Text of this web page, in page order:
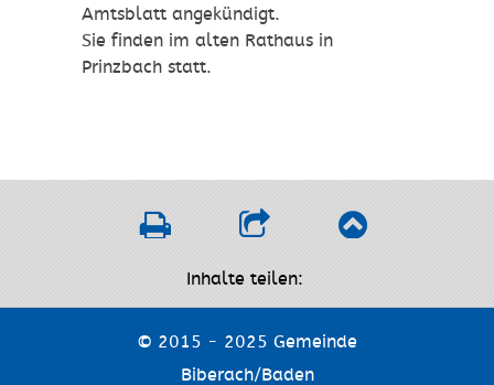
Amtsblatt angekündigt.
Sie finden im alten Rathaus in
Prinzbach statt.
Inhalte teilen:
© 2015 - 2025 Gemeinde
Biberach/Baden